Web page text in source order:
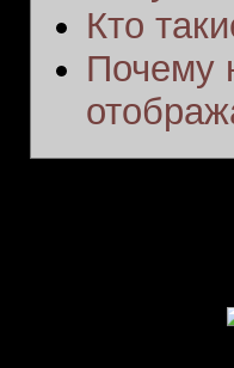
Кто
Почему